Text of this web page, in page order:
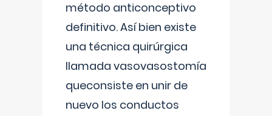
método anticonceptivo
definitivo. Así bien existe
una técnica quirúrgica
llamada vasovasostomía
queconsiste en unir de
nuevo los conductos